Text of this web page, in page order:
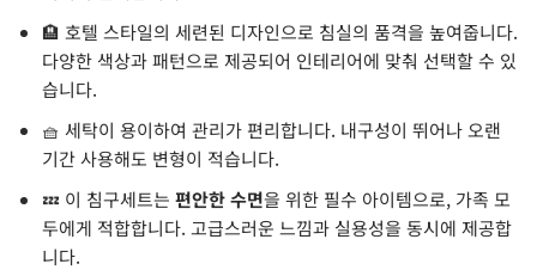
🏨 호텔 스타일의 세련된 디자인으로 침실의 품격을 높여줍니다.
다양한 색상과 패턴으로 제공되어 인테리어에 맞춰 선택할 수 있
습니다.
🧺 세탁이 용이하여 관리가 편리합니다. 내구성이 뛰어나 오랜
기간 사용해도 변형이 적습니다.
💤 이 침구세트는 편안한 수면을 위한 필수 아이템으로, 가족 모
두에게 적합합니다. 고급스러운 느낌과 실용성을 동시에 제공합
니다.